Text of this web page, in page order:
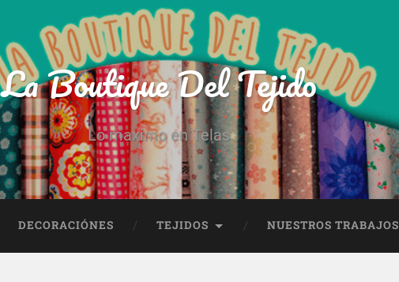
La Boutique Del Tejido
Lo maximo en Telas
DECORACIÓNES TEJIDOS NUESTROS TRABAJOS